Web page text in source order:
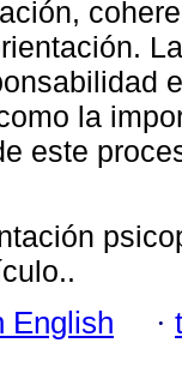
la
este
English ·